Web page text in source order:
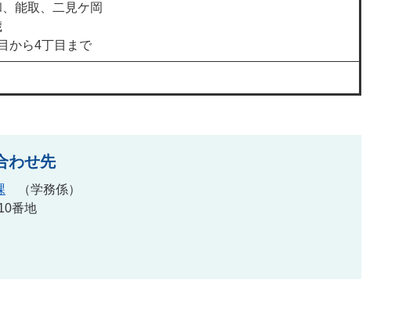
能取、二見ケ岡
から4丁目まで
わせ先
学務係
番地